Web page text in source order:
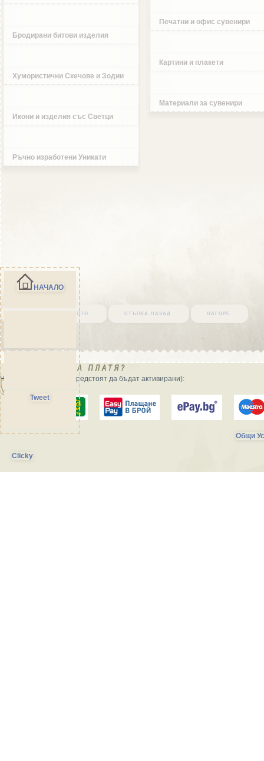
Бродирани битови изделия
Хумористични Скечове и Зодии
Икони и изделия със Светци
Ръчно изработени Уникати
Печатни и офис сувенири
Картини и плакети
Материали за сувенири
върни се в началото стъпка назад нагоре
Начини на плащане (предстоят да бъдат активирани):
Общи
Clicky
НАЧАЛО
Tweet